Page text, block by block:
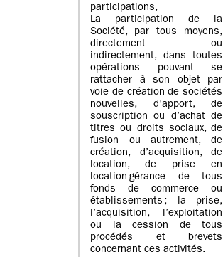
participations,
La participation de la
Société, par tous moyens,
directement ou
indirectement, dans toutes
opérations pouvant se
rattacher à son objet par
voie de création de sociétés
nouvelles, d’apport, de
souscription ou d’achat de
titres ou droits sociaux, de
fusion ou autrement, de
création, d’acquisition, de
location, de prise en
location-gérance de tous
fonds de commerce ou
établissements ; la prise,
l’acquisition, l’exploitation
ou la cession de tous
procédés et brevets
concernant ces activités.